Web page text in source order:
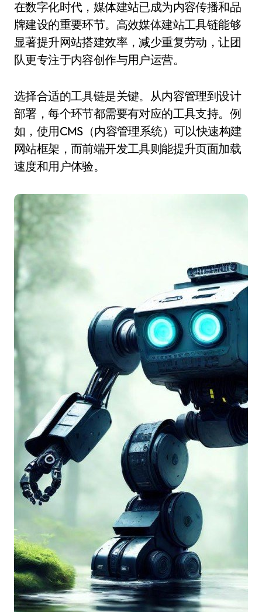
在数字化时代，媒体建站已成为内容传播和品
牌建设的重要环节。高效媒体建站工具链能够
显著提升网站搭建效率，减少重复劳动，让团
队更专注于内容创作与用户运营。
选择合适的工具链是关键。从内容管理到设计
部署，每个环节都需要有对应的工具支持。例
如，使用CMS（内容管理系统）可以快速构建
网站框架，而前端开发工具则能提升页面加载
速度和用户体验。